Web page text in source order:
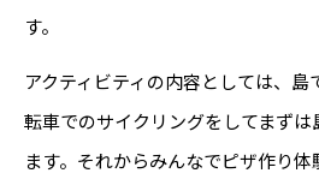
す。
アクティビティの内容としては、
転車でのサイクリングをしてまず
ます。それからみんなでピザ作り